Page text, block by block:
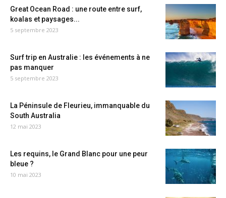
Great Ocean Road : une route entre surf,
koalas et paysages...
5 septembre 2023
Surf trip en Australie : les événements à ne
pas manquer
5 septembre 2023
La Péninsule de Fleurieu, immanquable du
South Australia
12 mai 2023
Les requins, le Grand Blanc pour une peur
bleue ?
10 mai 2023